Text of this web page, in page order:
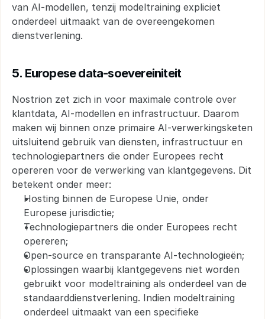
van AI-modellen, tenzij modeltraining expliciet
onderdeel uitmaakt van de overeengekomen
dienstverlening.
5. Europese data-soevereiniteit
Nostrion zet zich in voor maximale controle over
klantdata, AI-modellen en infrastructuur. Daarom
maken wij binnen onze primaire AI-verwerkingsketen
uitsluitend gebruik van diensten, infrastructuur en
technologiepartners die onder Europees recht
opereren voor de verwerking van klantgegevens. Dit
betekent onder meer:
Hosting binnen de Europese Unie, onder
Europese jurisdictie;
Technologiepartners die onder Europees recht
opereren;
Open-source en transparante AI-technologieën;
Oplossingen waarbij klantgegevens niet worden
gebruikt voor modeltraining als onderdeel van de
standaarddienstverlening. Indien modeltraining
onderdeel uitmaakt van een specifieke